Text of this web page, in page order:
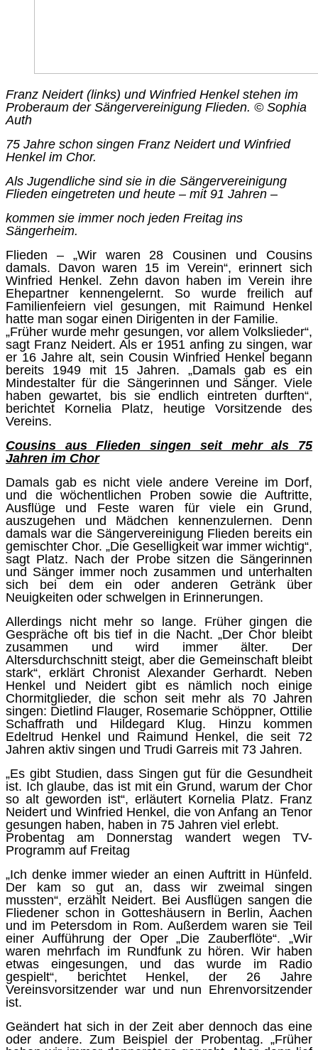
Franz Neidert (links) und Winfried Henkel stehen im
Proberaum der Sängervereinigung Flieden. © Sophia
Auth
75 Jahre schon singen Franz Neidert und Winfried
Henkel im Chor.
Als Jugendliche sind sie in die Sängervereinigung
Flieden eingetreten und heute – mit 91 Jahren –
kommen sie immer noch jeden Freitag ins
Sängerheim.
Flieden – „Wir waren 28 Cousinen und Cousins
damals. Davon waren 15 im Verein“, erinnert sich
Winfried Henkel. Zehn davon haben im Verein ihre
Ehepartner kennengelernt. So wurde freilich auf
Familienfeiern viel gesungen, mit Raimund Henkel
hatte man sogar einen Dirigenten in der Familie.
„Früher wurde mehr gesungen, vor allem Volkslieder“,
sagt Franz Neidert. Als er 1951 anfing zu singen, war
er 16 Jahre alt, sein Cousin Winfried Henkel begann
bereits 1949 mit 15 Jahren. „Damals gab es ein
Mindestalter für die Sängerinnen und Sänger. Viele
haben gewartet, bis sie endlich eintreten durften“,
berichtet Kornelia Platz, heutige Vorsitzende des
Vereins.
Cousins aus Flieden singen seit mehr als 75
Jahren im Chor
Damals gab es nicht viele andere Vereine im Dorf,
und die wöchentlichen Proben sowie die Auftritte,
Ausflüge und Feste waren für viele ein Grund,
auszugehen und Mädchen kennenzulernen. Denn
damals war die Sängervereinigung Flieden bereits ein
gemischter Chor. „Die Geselligkeit war immer wichtig“,
sagt Platz. Nach der Probe sitzen die Sängerinnen
und Sänger immer noch zusammen und unterhalten
sich bei dem ein oder anderen Getränk über
Neuigkeiten oder schwelgen in Erinnerungen.
Allerdings nicht mehr so lange. Früher gingen die
Gespräche oft bis tief in die Nacht. „Der Chor bleibt
zusammen und wird immer älter. Der
Altersdurchschnitt steigt, aber die Gemeinschaft bleibt
stark“, erklärt Chronist Alexander Gerhardt. Neben
Henkel und Neidert gibt es nämlich noch einige
Chormitglieder, die schon seit mehr als 70 Jahren
singen: Dietlind Flauger, Rosemarie Schöppner, Ottilie
Schaffrath und Hildegard Klug. Hinzu kommen
Edeltrud Henkel und Raimund Henkel, die seit 72
Jahren aktiv singen und Trudi Garreis mit 73 Jahren.
„Es gibt Studien, dass Singen gut für die Gesundheit
ist. Ich glaube, das ist mit ein Grund, warum der Chor
so alt geworden ist“, erläutert Kornelia Platz. Franz
Neidert und Winfried Henkel, die von Anfang an Tenor
gesungen haben, haben in 75 Jahren viel erlebt.
Probentag am Donnerstag wandert wegen TV-
Programm auf Freitag
„Ich denke immer wieder an einen Auftritt in Hünfeld.
Der kam so gut an, dass wir zweimal singen
mussten“, erzählt Neidert. Bei Ausflügen sangen die
Fliedener schon in Gotteshäusern in Berlin, Aachen
und im Petersdom in Rom. Außerdem waren sie Teil
einer Aufführung der Oper „Die Zauberflöte“. „Wir
waren mehrfach im Rundfunk zu hören. Wir haben
etwas eingesungen, und das wurde im Radio
gespielt“, berichtet Henkel, der 26 Jahre
Vereinsvorsitzender war und nun Ehrenvorsitzender
ist.
Geändert hat sich in der Zeit aber dennoch das eine
oder andere. Zum Beispiel der Probentag. „Früher